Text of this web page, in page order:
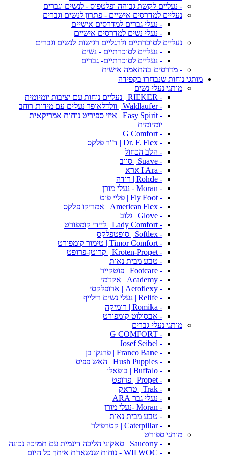
- נעליים לקשת גבוהה ופלטפוס - לנשים וגברים
נעליים למדרסים אישיים - פתרון לנשים וגברים
- נעלי גברים למדרסים אישיים
- נעלי נשים למדרסים אישיים
נעליים לסוכרתיים ולרגליים רגישות לנשים וגברים
- נעליים לסוכרתיים - נשים
- נעליים לסוכרתיים- גברים
- מדרסים בהתאמה אישית
מותגי נוחות שנבחרו בקפידה
מותגי נעלי נשים
- RIEKER | נעליים נוחות עם יציבות יומיומית
- Waldlaufer | וולדלאופר נעלים עם מידות רוחב
- Easy Spirit | איזי ספיריט נוחות אמריקאית
יומיומית
- G Comfort
- Dr. F. Flex | ד"ר פלקס
- הלב הכחול
- Suave | סווב
- I Ara ארא
- Rohde | רודה
- Moran - נעלי מורן
- Fly Foot | פליי פוט
- American Flex | אמריקו פלקס
- Glove | גלוב
- Lady Comfort | ליידי קומפורט
- Softlex | סופטפלקס
- Timor Comfort | טימור קומפורט
- Kroten-Propet | קרוטן-פרופט
- טבע מבית נאות
- Footcare | פוטקייר
- Academy | אקדמי
- Aeroflexy | ארופלקסי
- Relife | נעלי נשים רילייף
- Romika | רומיקה
- אבסולוט קומפורט
מותגי נעלי גברים
- G COMFORT
- Josef Seibel
- Franco Bane | פרנקו בן
- Hush Puppies | האש פפיס
- Buffalo | בופאלו
- Propet | פרופט
- Trak | טראק
- נעלי גבר ARA
- Moran -נעלי מורן
- טבע מבית נאות
- Caterpillar | קטרפילר
מותגי ספורט
- Saucony | סאקוני הליכה דינמית עם תמיכה נכונה
- WILWOC - נוחות שנשארת איתך כל היום